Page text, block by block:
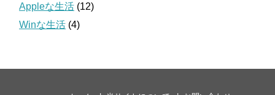
Appleな生活 (12)
Winな生活 (4)